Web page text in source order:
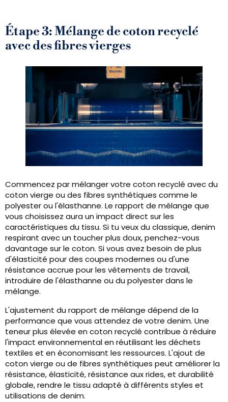
Étape 3: Mélange de coton recyclé
avec des fibres vierges
Commencez par mélanger votre coton recyclé avec du
coton vierge ou des fibres synthétiques comme le
polyester ou l'élasthanne. Le rapport de mélange que
vous choisissez aura un impact direct sur les
caractéristiques du tissu. Si tu veux du classique, denim
respirant avec un toucher plus doux, penchez-vous
davantage sur le coton. Si vous avez besoin de plus
d'élasticité pour des coupes modernes ou d'une
résistance accrue pour les vêtements de travail,
introduire de l'élasthanne ou du polyester dans le
mélange.
L'ajustement du rapport de mélange dépend de la
performance que vous attendez de votre denim. Une
teneur plus élevée en coton recyclé contribue à réduire
l'impact environnemental en réutilisant les déchets
textiles et en économisant les ressources. L'ajout de
coton vierge ou de fibres synthétiques peut améliorer la
résistance, élasticité, résistance aux rides, et durabilité
globale, rendre le tissu adapté à différents styles et
utilisations de denim.